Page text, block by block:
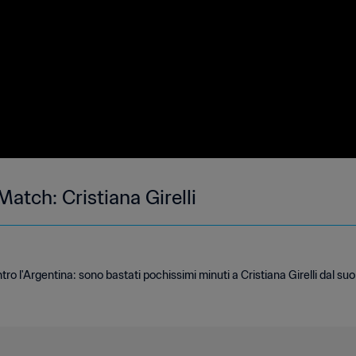
Cristiana Girelli
l'Argentina: sono bastati pochissimi minuti a Cristiana Girelli dal